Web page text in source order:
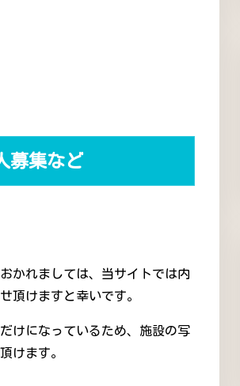
募集など
かれましては、当サイトでは内
頂けますと幸いです。
けになっているため、施設の写
けます。